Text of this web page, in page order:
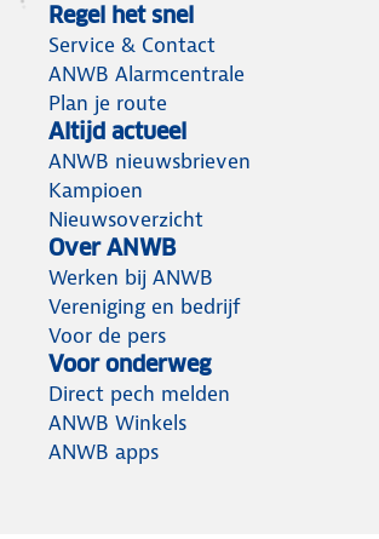
Regel het snel
Service & Contact
ANWB Alarmcentrale
Plan je route
Altijd actueel
ANWB nieuwsbrieven
Kampioen
Nieuwsoverzicht
Over ANWB
Werken bij ANWB
Vereniging en bedrijf
Voor de pers
Voor onderweg
Direct pech melden
ANWB Winkels
ANWB apps